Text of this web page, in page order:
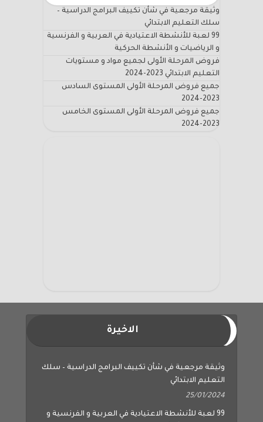
وثيقة مرجعية في شأن تكييف البرامج الدراسية –
سلك التعليم الابتدائي
99 لعبة للأنشطة الاعتيادية في العربية و الفرنسية
و الرياضيات و الأنشطة الحركية
فروض المرحلة الأولى لجميع مواد و مستويات
التعليم الابتدائي 2023-2024
جميع فروض المرحلة الأولى المستوى السادس
2023-2024
جميع فروض المرحلة الأولى المستوى الخامس
2023-2024
الاخيرة
وثيقة مرجعية في شأن تكييف البرامج الدراسية – سلك
التعليم الابتدائي
25/01/2024
99 لعبة للأنشطة الاعتيادية في العربية و الفرنسية و